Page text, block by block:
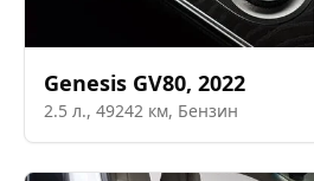
Genesis GV80, 2022
2.5 л., 49242 км, Бензин